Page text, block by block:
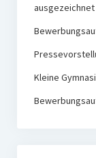
ausgezeichnet
Kleine